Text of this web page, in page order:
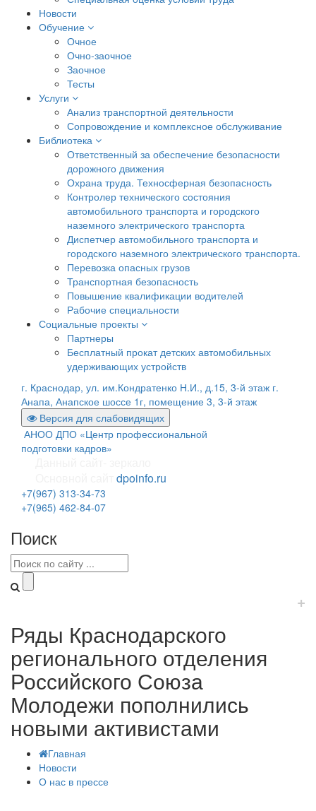
Новости
Обучение
Очное
Очно-заочное
Заочное
Тесты
Услуги
Анализ транспортной деятельности
Сопровождение и комплексное обслуживание
Библиотека
Ответственный за обеспечение безопасности
дорожного движения
Охрана труда. Техносферная безопасность
Контролер технического состояния
автомобильного транспорта и городского
наземного электрического транспорта
Диспетчер автомобильного транспорта и
городского наземного электрического транспорта.
Перевозка опасных грузов
Транспортная безопасность
Повышение квалификации водителей
Рабочие специальности
Социальные проекты
Партнеры
Бесплатный прокат детских автомобильных
удерживающих устройств
г. Краснодар, ул. им.Кондратенко Н.И., д.15, 3-й этаж г.
Анапа, Анапское шоссе 1г, помещение 3, 3-й этаж
Версия для слабовидящих
АНОО ДПО «Центр профессиональной
подготовки кадров»
dpoinfo.ru
+7(967) 313-34-73
+7(965) 462-84-07
Поиск
+
Ряды Краснодарского
регионального отделения
Российского Союза
Молодежи пополнились
новыми активистами
Главная
Новости
О нас в прессе